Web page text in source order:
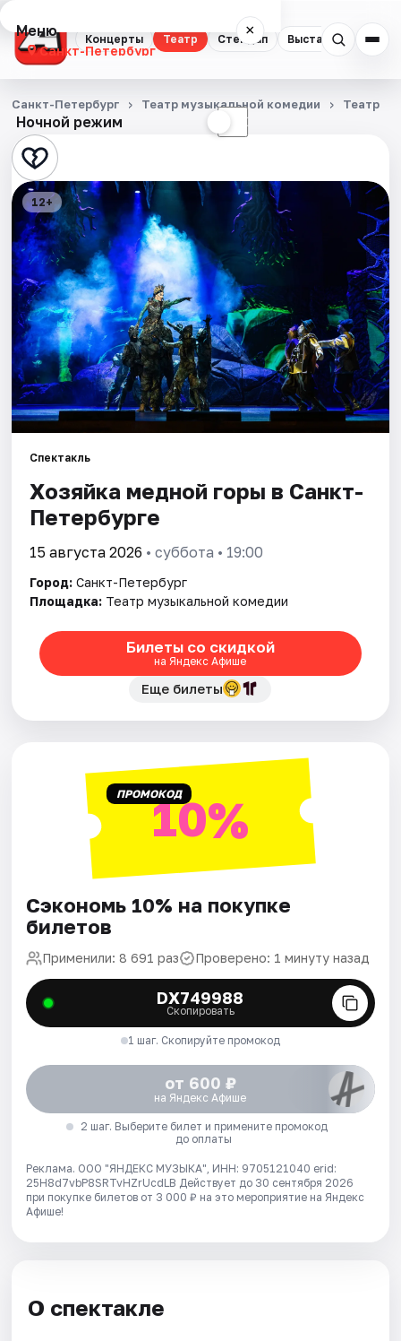
Концерты Театр Стендап Выставки
Меню ×
Санкт-Петербург
Концерты
Театр
Стендап
Выставки
Квесты
Экскурсии
Спорт
События
Площадки
Артисты
Ночной режим ☾
Санкт-Петербург Театр музыкальной комедии Театр
12+
Спектакль
Хозяйка медной горы в Санкт-
Петербурге
15 августа 2026 • суббота • 19:00
Город: Санкт-Петербург
Площадка: Театр музыкальной комедии
Билеты со скидкой
на Яндекс Афише
Еще билеты
ПРОМОКОД10%
Сэкономь 10% на покупке
билетов
Применили: 8 691 раз Проверено: 1 минуту назад
DX749988
Скопировать
1 шаг. Скопируйте промокод
от 600 ₽
на Яндекс Афише
2 шаг. Выберите билет и примените промокод
до оплаты
Реклама. ООО "ЯНДЕКС МУЗЫКА", ИНН: 9705121040 erid:
25H8d7vbP8SRTvHZrUcdLB Действует до 30 сентября 2026
при покупке билетов от 3 000 ₽ на это мероприятие на Яндекс
Афише!
О спектакле